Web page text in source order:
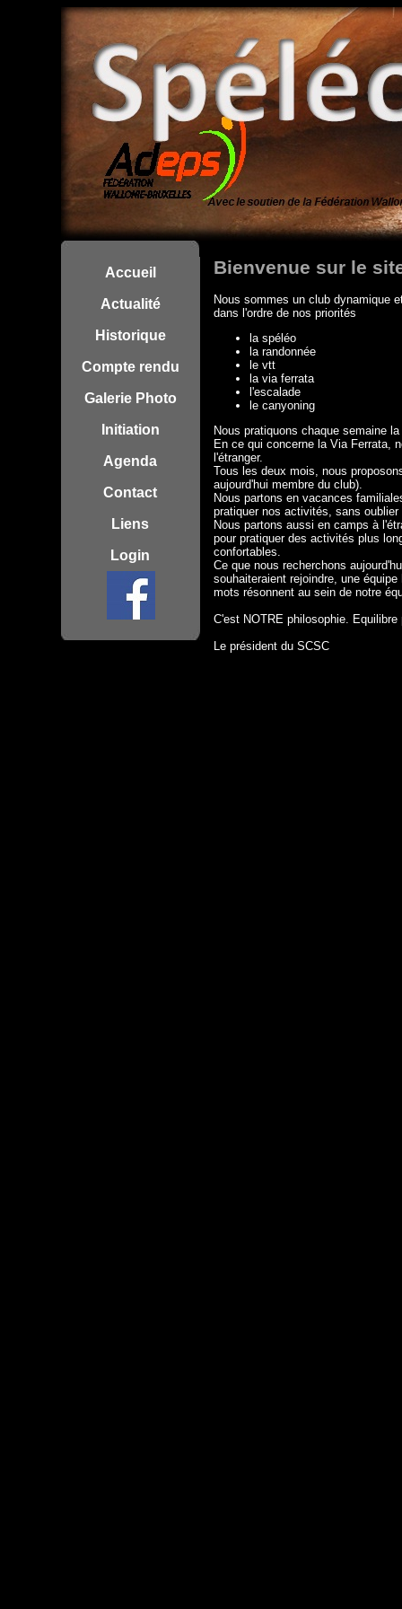
Accueil
Actualité
Historique
Compte rendu
Galerie Photo
Initiation
Agenda
Contact
Liens
Login
Bienvenue sur le
Nous sommes un club dynamique
dans l'ordre de nos priorités
la spéléo
la randonnée
le vtt
la via ferrata
l'escalade
le canyoning
Nous pratiquons chaque semaine
En ce qui concerne la Via Ferrata,
l'étranger.
Tous les deux mois, nous
aujourd'hui membre du club).
Nous partons en vacances
pratiquer nos activités, sans
Nous partons aussi en camps à
pour pratiquer des activités plus
confortables.
Ce que nous recherchons
souhaiteraient rejoindre, une
mots résonnent au sein de notre
C'est NOTRE philosophie. Equilibre
Le président du SCSC